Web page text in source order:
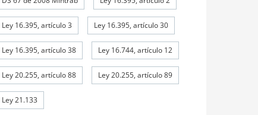
Ley 16.395, artículo 3 Ley 16.395, artículo 30
Ley 16.395, artículo 38 Ley 16.744, artículo 12
Ley 20.255, artículo 88 Ley 20.255, artículo 89
Ley 21.133